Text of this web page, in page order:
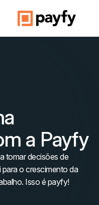
a Payfy
tomar decisões de
o crescimento da
Isso é payfy!